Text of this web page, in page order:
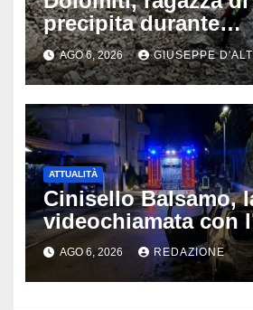
precipita durante
un’escursione:
Latemar davanti
AGO 6, 2026 GIUSEPPE
ATTUALITÀ
Cinisello Balsamo,
videochiamata con
fidanzata e il
lotta tra la vita e la
AGO 6, 2026 REDAZIONE